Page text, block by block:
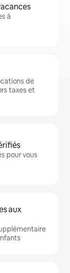
à
de
taxes et
pour vous
aux